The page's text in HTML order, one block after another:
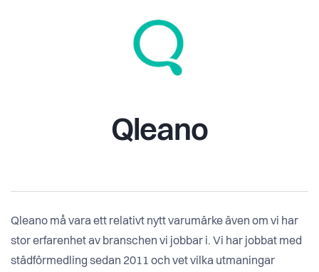
Qleano
Qleano må vara ett relativt nytt varumärke även om vi har
stor erfarenhet av branschen vi jobbar i. Vi har jobbat med
städförmedling sedan 2011 och vet vilka utmaningar